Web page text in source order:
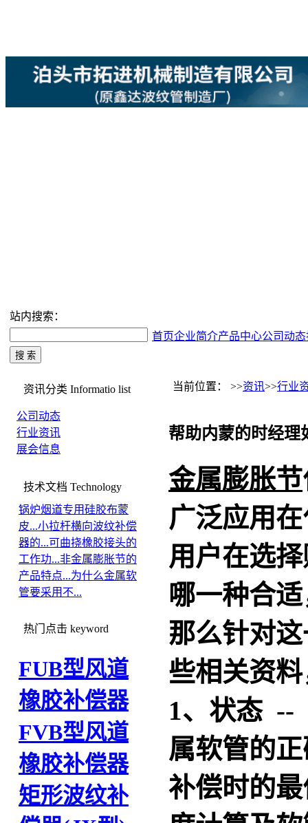
站内搜索：
首页企业简介产品中心公司动态
资讯分类 Informatio list
公司动态
行业资讯
展会信息
技术文档 Technology
锅炉烟道专用硅胶布蒙
皮...小拉杆横向波纹补偿
器的...可曲挠橡胶接头的
工作功...非金属膨胀节的
产品特点...为什么金属软
管要采用不...
热门点击 keyword
FUB型风道
橡胶补偿器
FVB型风道
橡胶补偿器
矩形波纹补
当前位置： >>资讯>>行业
帮助内蒙的时经理
金属膨胀节
广泛应用
用户在选
哪一种合
那么针对
些相关资
1、状态 --
属软管的
补偿时的